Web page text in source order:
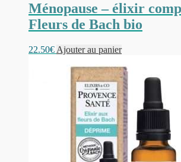
Ménopause – élixir
Fleurs de Bach bio
22.50€ Ajouter au panier